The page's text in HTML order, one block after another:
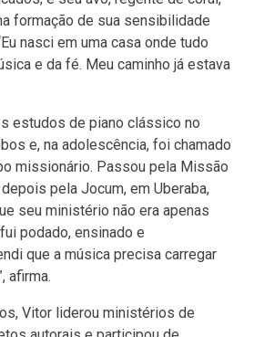
formação de sua sensibilidade
nasci em uma casa onde tudo
e da fé. Meu caminho já estava
estudos de piano clássico no
e, na adolescência, foi chamado
missionário. Passou pela Missão
pela Jocum, em Uberaba,
seu ministério não era apenas
podado, ensinado e
que a música precisa carregar
afirma.
Vitor liderou ministérios de